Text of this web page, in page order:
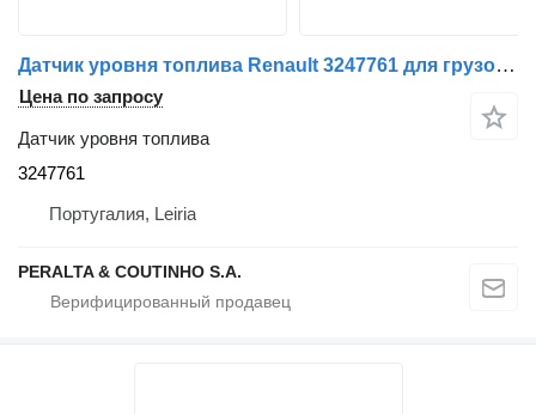
Датчик уровня топлива Renault 3247761 для грузовика Renault
Цена по запросу
Датчик уровня топлива
3247761
Португалия, Leiria
PERALTA & COUTINHO S.A.